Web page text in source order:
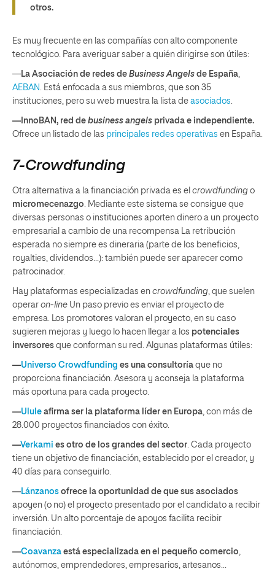
otros.
Es muy frecuente en las compañías con alto componente
tecnológico. Para averiguar saber a quién dirigirse son útiles:
—La Asociación de redes de Business Angels de España,
AEBAN . Está enfocada a sus miembros, que son 35
instituciones, pero su web muestra la lista de asociados.
— InnoBAN, red de business angels privada e independiente.
Ofrece un listado de las principales redes operativas en España.
7-Crowdfunding
Otra alternativa a la financiación privada es el crowdfunding o
micromecenazgo. Mediante este sistema se consigue que
diversas personas o instituciones aporten dinero a un proyecto
empresarial a cambio de una recompensa La retribución
esperada no siempre es dineraria (parte de los beneficios,
royalties, dividendos…): también puede ser aparecer como
patrocinador.
Hay plataformas especializadas en crowdfunding, que suelen
operar on-line Un paso previo es enviar el proyecto de
empresa. Los promotores valoran el proyecto, en su caso
sugieren mejoras y luego lo hacen llegar a los potenciales
inversores que conforman su red. Algunas plataformas útiles:
—Universo Crowdfunding es una consultoría que no
proporciona financiación. Asesora y aconseja la plataforma
más oportuna para cada proyecto.
—Ulule afirma ser la plataforma líder en Europa, con más de
28.000 proyectos financiados con éxito.
—Verkami es otro de los grandes del sector. Cada proyecto
tiene un objetivo de financiación, establecido por el creador, y
40 días para conseguirlo.
—Lánzanos ofrece la oportunidad de que sus asociados
apoyen (o no) el proyecto presentado por el candidato a recibir
inversión. Un alto porcentaje de apoyos facilita recibir
financiación.
—Coavanza está especializada en el pequeño comercio,
autónomos, emprendedores, empresarios, artesanos…